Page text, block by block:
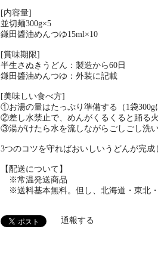
[内容量]
並切麺300g×5
鎌田醬油めんつゆ15ml×10
[賞味期限]
半生さぬきうどん：製造から60日
鎌田醬油めんつゆ：外装に記載
[美味しい食べ方]
①お湯の量はたっぷり準備する（1袋300g
②差し水禁止で、めんがくるくると踊る
③湯がけたら水を流しながらごしごし洗
3つのコツを守ればおいしいうどんが完成
【配送について】
※常温発送商品
※送料基本無料。但し、北海道・東北
通報する